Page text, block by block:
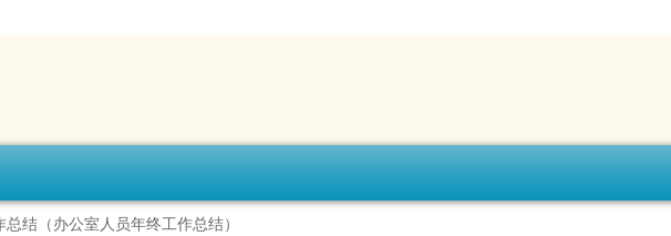
结（办公室人员年终工作总结）